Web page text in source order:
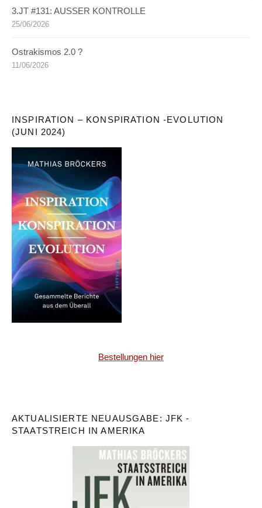
3.JT #131: AUSSER KONTROLLE
25/06/2026
Ostrakismos 2.0 ?
11/06/2026
INSPIRATION – KONSPIRATION -EVOLUTION
(JUNI 2024)
Bestellungen hier
AKTUALISIERTE NEUAUSGABE: JFK -
STAATSTREICH IN AMERIKA